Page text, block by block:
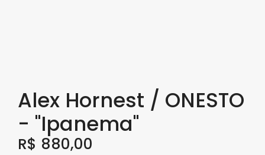
Alex Hornest / ONESTO
- "Ipanema"
R$ 880,00